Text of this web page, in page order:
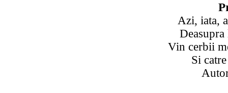
Azi, iata,
Vin cerbii
Si